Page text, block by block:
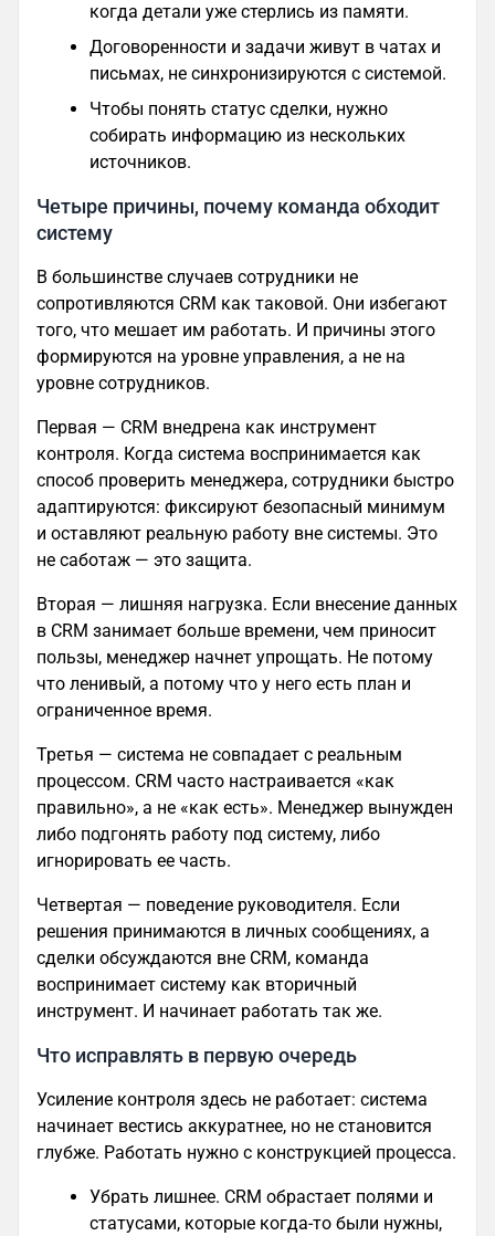
когда детали уже стерлись из памяти.
Договоренности и задачи живут в чатах и
письмах, не синхронизируются с системой.
Чтобы понять статус сделки, нужно
собирать информацию из нескольких
источников.
Четыре причины, почему команда обходит
систему
В большинстве случаев сотрудники не
сопротивляются CRM как таковой. Они избегают
того, что мешает им работать. И причины этого
формируются на уровне управления, а не на
уровне сотрудников.
Первая — CRM внедрена как инструмент
контроля. Когда система воспринимается как
способ проверить менеджера, сотрудники быстро
адаптируются: фиксируют безопасный минимум
и оставляют реальную работу вне системы. Это
не саботаж — это защита.
Вторая — лишняя нагрузка. Если внесение данных
в CRM занимает больше времени, чем приносит
пользы, менеджер начнет упрощать. Не потому
что ленивый, а потому что у него есть план и
ограниченное время.
Третья — система не совпадает с реальным
процессом. CRM часто настраивается «как
правильно», а не «как есть». Менеджер вынужден
либо подгонять работу под систему, либо
игнорировать ее часть.
Четвертая — поведение руководителя. Если
решения принимаются в личных сообщениях, а
сделки обсуждаются вне CRM, команда
воспринимает систему как вторичный
инструмент. И начинает работать так же.
Что исправлять в первую очередь
Усиление контроля здесь не работает: система
начинает вестись аккуратнее, но не становится
глубже. Работать нужно с конструкцией процесса.
Убрать лишнее. CRM обрастает полями и
статусами, которые когда-то были нужны,